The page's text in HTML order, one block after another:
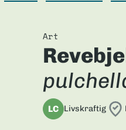
Art
LC Livskraftig